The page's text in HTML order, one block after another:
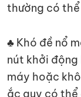
thường có
♣ Khó đề nổ
nút khởi
máy hoặc
ắc quy có